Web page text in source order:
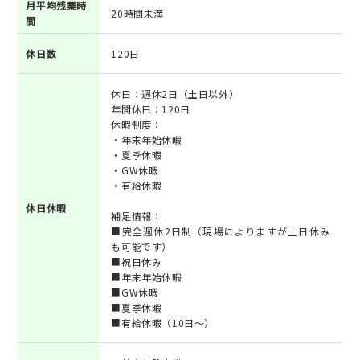
月平均残業時
間
20時間未満
休日数 120日
休日休暇
休日：週休2日（土日以外）
年間休日：120日
休暇制度：
・年末年始休暇
・夏季休暇
・GW休暇
・有給休暇
補足情報：
■完全週休2日制（現場によりますが土日休み
も可能です）
■祝日休み
■年末年始休暇
■GW休暇
■夏季休暇
■有給休暇（10日～）